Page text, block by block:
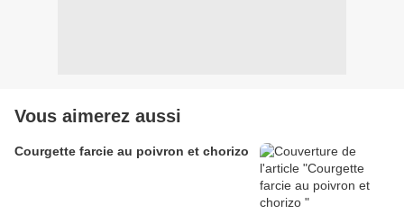
Vous aimerez aussi
Courgette farcie au poivron et chorizo